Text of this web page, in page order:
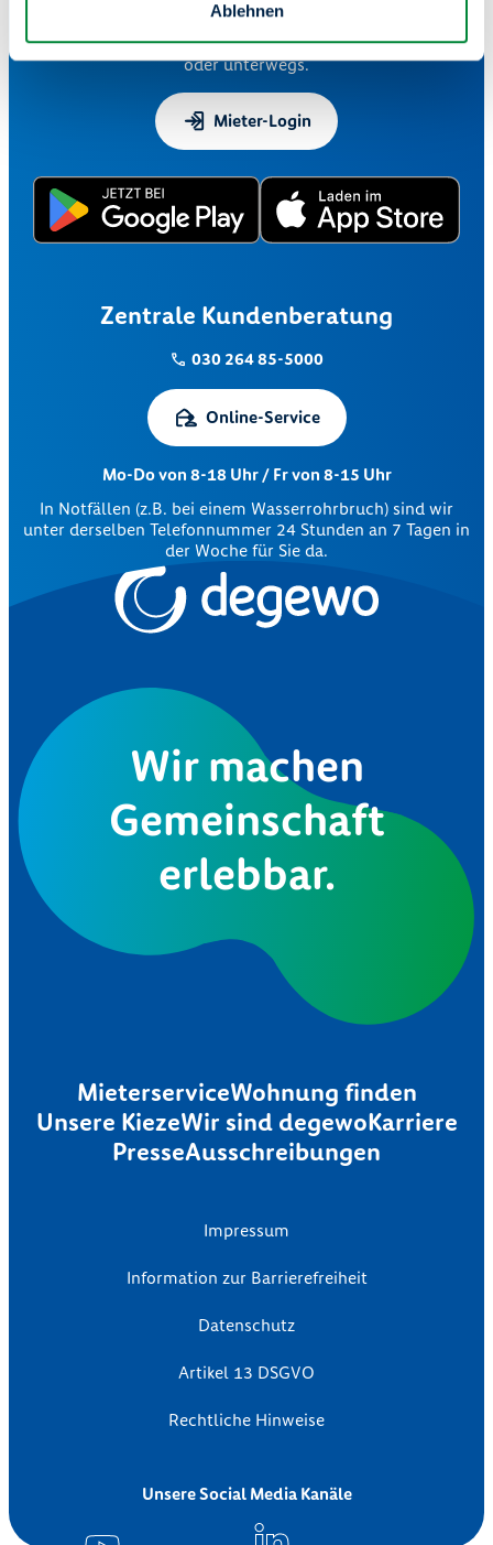
Ablehnen
24/7 für Sie da
Nutzen Sie unser Serviceportal – bequem von zu Hause
oder unterwegs.
Mieter-Login
Zentrale Kundenberatung
030 264 85-5000
Online-Service
Mo-Do von 8-18 Uhr / Fr von 8-15 Uhr
In Notfällen (z.B. bei einem Wasserrohrbruch) sind wir
unter derselben Telefonnummer 24 Stunden an 7 Tagen in
der Woche für Sie da.
Wir machen
Gemeinschaft
erlebbar.
MieterserviceWohnung finden
Unsere KiezeWir sind degewoKarriere
PresseAusschreibungen
Impressum
Information zur Barrierefreiheit
Datenschutz
Artikel 13 DSGVO
Rechtliche Hinweise
Unsere Social Media Kanäle